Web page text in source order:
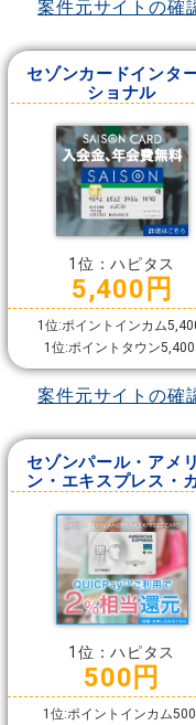
案件元サイトの確
セゾンカードインタ
ショナル
1位：ハピタス
5,400円
1位:ポイントインカム
1位:ポイントタウン5,400
案件元サイトの確
セゾンパール・アメ
ン・エキスプレス・
1位：ハピタス
500円
1位:ポイントインカム